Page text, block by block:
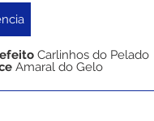
Carlinhos do Pelado
Amaral do Gelo